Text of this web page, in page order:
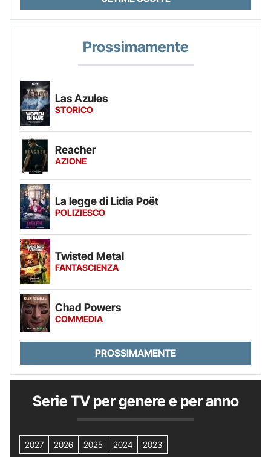
Prossimamente
Las Azules
STORICO
Reacher
AZIONE
La legge di Lidia Poët
POLIZIESCO
Twisted Metal
FANTASCIENZA
Chad Powers
COMMEDIA
PROSSIMAMENTE
Serie TV per genere e per anno
2027 2026 2025 2024 2023